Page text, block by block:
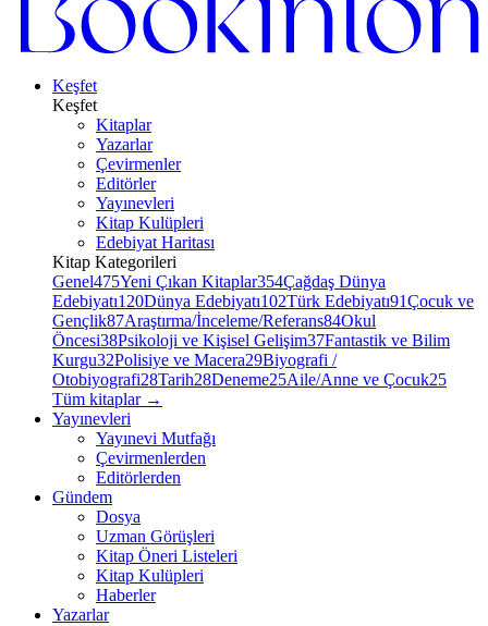
Keşfet
Keşfet
Kitaplar
Yazarlar
Çevirmenler
Editörler
Yayınevleri
Kitap Kulüpleri
Edebiyat Haritası
Kitap Kategorileri
Genel475Yeni Çıkan Kitaplar354Çağdaş Dünya
Edebiyatı120Dünya Edebiyatı102Türk Edebiyatı91Çocuk ve
Gençlik87Araştırma/İnceleme/Referans84Okul
Öncesi38Psikoloji ve Kişisel Gelişim37Fantastik ve Bilim
Kurgu32Polisiye ve Macera29Biyografi /
Otobiyografi28Tarih28Deneme25Aile/Anne ve Çocuk25
Tüm kitaplar →
Yayınevleri
Yayınevi Mutfağı
Çevirmenlerden
Editörlerden
Gündem
Dosya
Uzman Görüşleri
Kitap Öneri Listeleri
Kitap Kulüpleri
Haberler
Yazarlar